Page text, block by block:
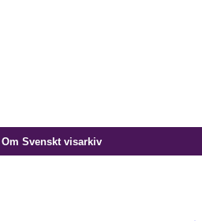
Om Svenskt visarkiv